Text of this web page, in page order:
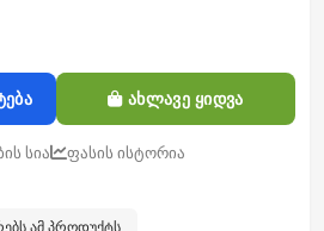
ახლავე ყიდვა
სია
ფასის ისტორია